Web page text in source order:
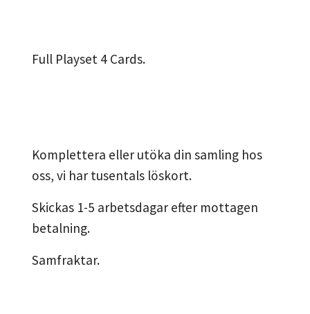
Full Playset 4 Cards.
Komplettera eller utöka din samling hos
oss, vi har tusentals löskort.
Skickas 1-5 arbetsdagar efter mottagen
betalning.
Samfraktar.